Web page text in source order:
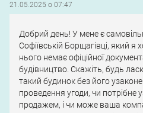
21.05.2025 о 07:47
Добрий день! У мене є
Софіївській Борщагівці, який я
нього немає офіційної
будівництво. Скажіть, будь
такий будинок без його
проведення угоди, чи потрібне
продажем, і чи може ваша